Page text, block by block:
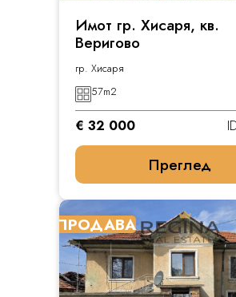
Имот гр. Хисаря, кв.
Веригово
гр. Хисаря
57m2
€ 32 000
Преглед
ПРОДАВА